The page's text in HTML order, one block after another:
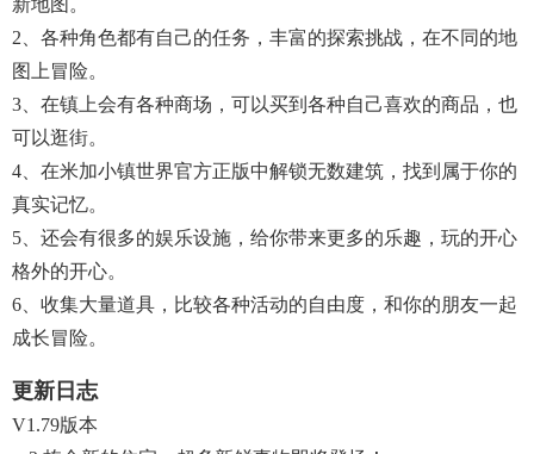
新地图。
2、各种角色都有自己的任务，丰富的探索挑战，在不同的地
图上冒险。
3、在镇上会有各种商场，可以买到各种自己喜欢的商品，也
可以逛街。
4、在米加小镇世界官方正版中解锁无数建筑，找到属于你的
真实记忆。
5、还会有很多的娱乐设施，给你带来更多的乐趣，玩的开心
格外的开心。
6、收集大量道具，比较各种活动的自由度，和你的朋友一起
成长冒险。
更新日志
V1.79版本